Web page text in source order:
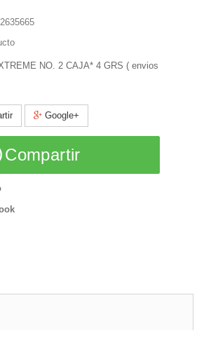
NO. 2 CAJA* 4 GRS ( envios
Google+
Compartir